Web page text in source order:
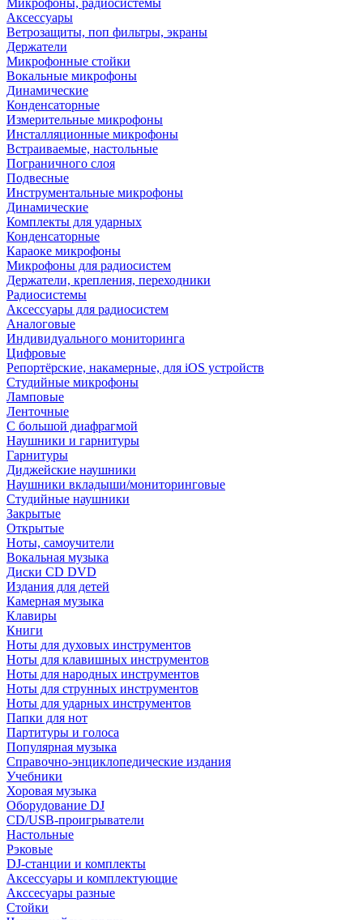
Микрофоны, радиосистемы
Аксессуары
Ветрозащиты, поп фильтры, экраны
Держатели
Микрофонные стойки
Вокальные микрофоны
Динамические
Конденсаторные
Измерительные микрофоны
Инсталляционные микрофоны
Встраиваемые, настольные
Пограничного слоя
Подвесные
Инструментальные микрофоны
Динамические
Комплекты для ударных
Конденсаторные
Караоке микрофоны
Микрофоны для радиосистем
Держатели, крепления, переходники
Радиосистемы
Аксессуары для радиосистем
Аналоговые
Индивидуального мониторинга
Цифровые
Репортёрские, накамерные, для iOS устройств
Студийные микрофоны
Ламповые
Ленточные
С большой диафрагмой
Наушники и гарнитуры
Гарнитуры
Диджейские наушники
Наушники вкладыши/мониторинговые
Студийные наушники
Закрытые
Открытые
Ноты, самоучители
Вокальная музыка
Диски CD DVD
Издания для детей
Камерная музыка
Клавиры
Книги
Ноты для духовых инструментов
Ноты для клавишных инструментов
Ноты для народных инструментов
Ноты для струнных инструментов
Ноты для ударных инструментов
Папки для нот
Партитуры и голоса
Популярная музыка
Справочно-энциклопедические издания
Учебники
Хоровая музыка
Оборудование DJ
CD/USB-проигрыватели
Настольные
Рэковые
DJ-станции и комплекты
Аксессуары и комплектующие
Акссесуары разные
Стойки